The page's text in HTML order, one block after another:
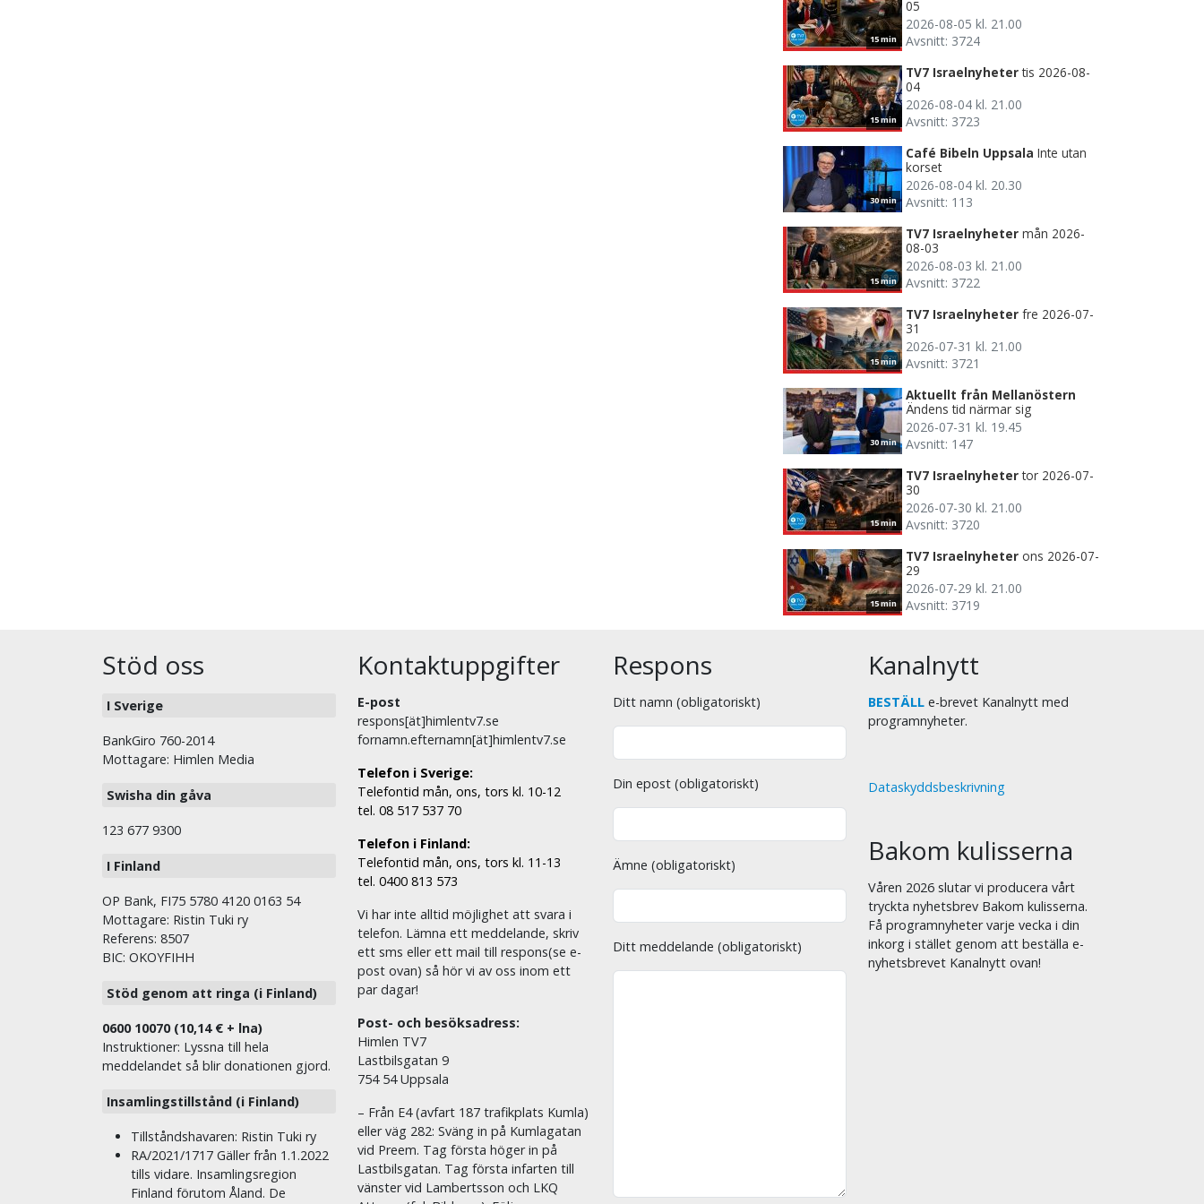
15 min
05
2026-08-05 kl. 21.00
Avsnitt: 3724
15 min
TV7 Israelnyheter tis 2026-08-
04
2026-08-04 kl. 21.00
Avsnitt: 3723
30 min
Café Bibeln Uppsala Inte utan
korset
2026-08-04 kl. 20.30
Avsnitt: 113
15 min
TV7 Israelnyheter mån 2026-
08-03
2026-08-03 kl. 21.00
Avsnitt: 3722
15 min
TV7 Israelnyheter fre 2026-07-
31
2026-07-31 kl. 21.00
Avsnitt: 3721
30 min
Aktuellt från Mellanöstern
Ändens tid närmar sig
2026-07-31 kl. 19.45
Avsnitt: 147
15 min
TV7 Israelnyheter tor 2026-07-
30
2026-07-30 kl. 21.00
Avsnitt: 3720
15 min
TV7 Israelnyheter ons 2026-07-
29
2026-07-29 kl. 21.00
Avsnitt: 3719
Stöd oss
I Sverige
BankGiro 760-2014
Mottagare: Himlen Media
Swisha din gåva
123 677 9300
I Finland
OP Bank, FI75 5780 4120 0163 54
Mottagare: Ristin Tuki ry
Referens: 8507
BIC: OKOYFIHH
Stöd genom att ringa (i Finland)
0600 10070 (10,14 € + lna)
Instruktioner: Lyssna till hela
meddelandet så blir donationen gjord.
Insamlingstillstånd (i Finland)
Tillståndshavaren: Ristin Tuki ry
RA/2021/1717 Gäller från 1.1.2022
tills vidare. Insamlingsregion
Finland förutom Åland. De
Kontaktuppgifter
E-post
respons[ät]himlentv7.se
fornamn.efternamn[ät]himlentv7.se
Telefon i Sverige:
Telefontid mån, ons, tors kl. 10-12
tel. 08 517 537 70
Telefon i Finland:
Telefontid mån, ons, tors kl. 11-13
tel. 0400 813 573
Vi har inte alltid möjlighet att svara i
telefon. Lämna ett meddelande, skriv
ett sms eller ett mail till respons(se e-
post ovan) så hör vi av oss inom ett
par dagar!
Post- och besöksadress:
Himlen TV7
Lastbilsgatan 9
754 54 Uppsala
– Från E4 (avfart 187 trafikplats Kumla)
eller väg 282: Sväng in på Kumlagatan
vid Preem. Tag första höger in på
Lastbilsgatan. Tag första infarten till
vänster vid Lambertsson och LKQ
Respons
Ditt namn (obligatoriskt)
Din epost (obligatoriskt)
Ämne (obligatoriskt)
Ditt meddelande (obligatoriskt)
Kanalnytt
BESTÄLL e-brevet Kanalnytt med
programnyheter.
Dataskyddsbeskrivning
Bakom kulisserna
Våren 2026 slutar vi producera vårt
tryckta nyhetsbrev Bakom kulisserna.
Få programnyheter varje vecka i din
inkorg i stället genom att beställa e-
nyhetsbrevet Kanalnytt ovan!